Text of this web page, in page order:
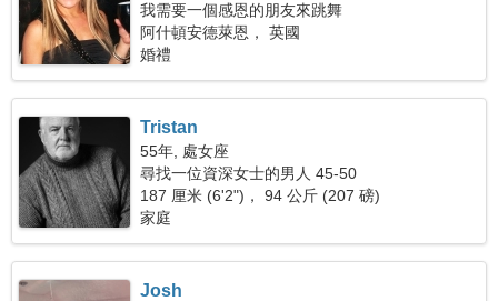
我需要一個感恩的朋友來跳舞
阿什頓安德萊恩， 英國
婚禮
Tristan
55年, 處女座
尋找一位資深女士的男人 45-50
187 厘米 (6'2")， 94 公斤 (207 磅)
家庭
Josh